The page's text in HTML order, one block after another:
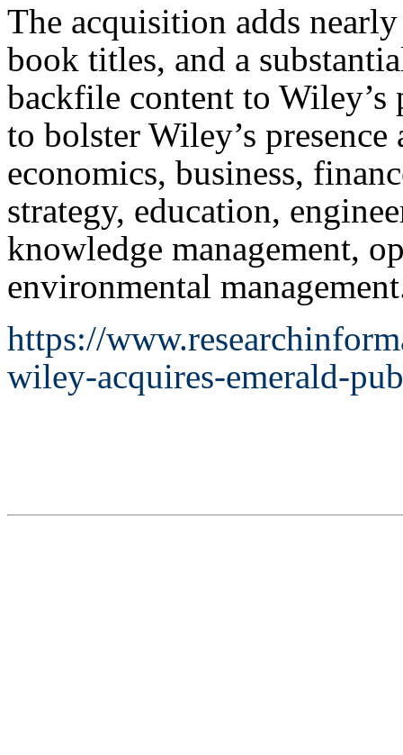
The acquisition adds
book titles, and a
backfile content to
to bolster Wiley’s
economics, business,
strategy, education,
knowledge management,
environmental
https://
wiley-acquires-emerald-